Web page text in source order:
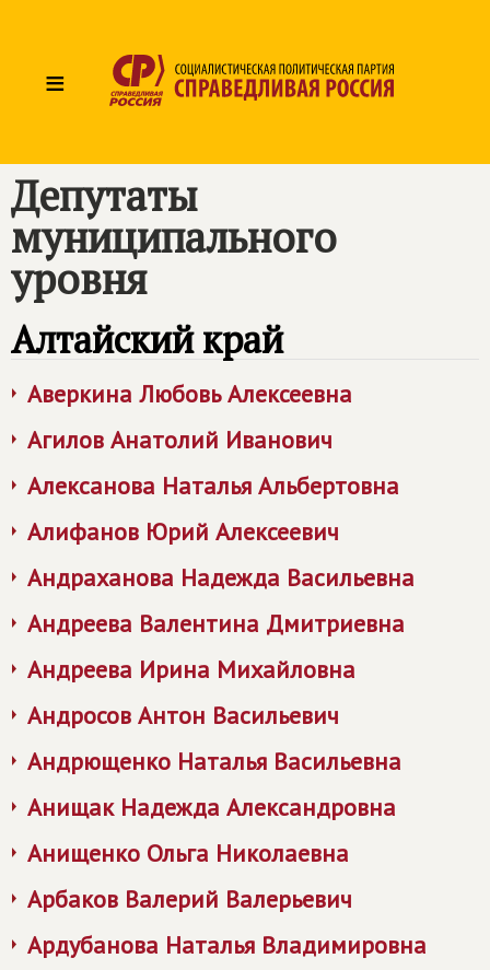
≡
Депутаты
муниципального
уровня
Алтайский край
Аверкина Любовь Алексеевна
Агилов Анатолий Иванович
Алексанова Наталья Альбертовна
Алифанов Юрий Алексеевич
Андраханова Надежда Васильевна
Андреева Валентина Дмитриевна
Андреева Ирина Михайловна
Андросов Антон Васильевич
Андрющенко Наталья Васильевна
Анищак Надежда Александровна
Анищенко Ольга Николаевна
Арбаков Валерий Валерьевич
Ардубанова Наталья Владимировна